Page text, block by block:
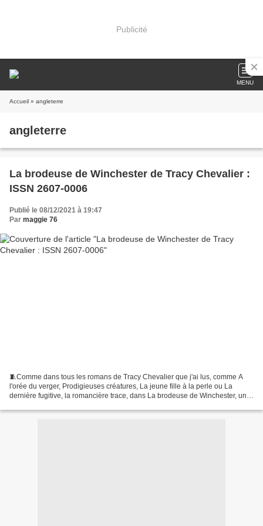
Publicité
MENU
Accueil » angleterre
angleterre
La brodeuse de Winchester de Tracy Chevalier :
ISSN 2607-0006
Publié le 08/12/2021 à 19:47
Par maggie 76
🧵Comme dans tous les romans de Tracy Chevalier que j'ai lus, comme A
l'orée du verger, Prodigieuses créatures, La jeune fille à la perle ou La
dernière fugitive, la romancière trace, dans La brodeuse de Winchester, une